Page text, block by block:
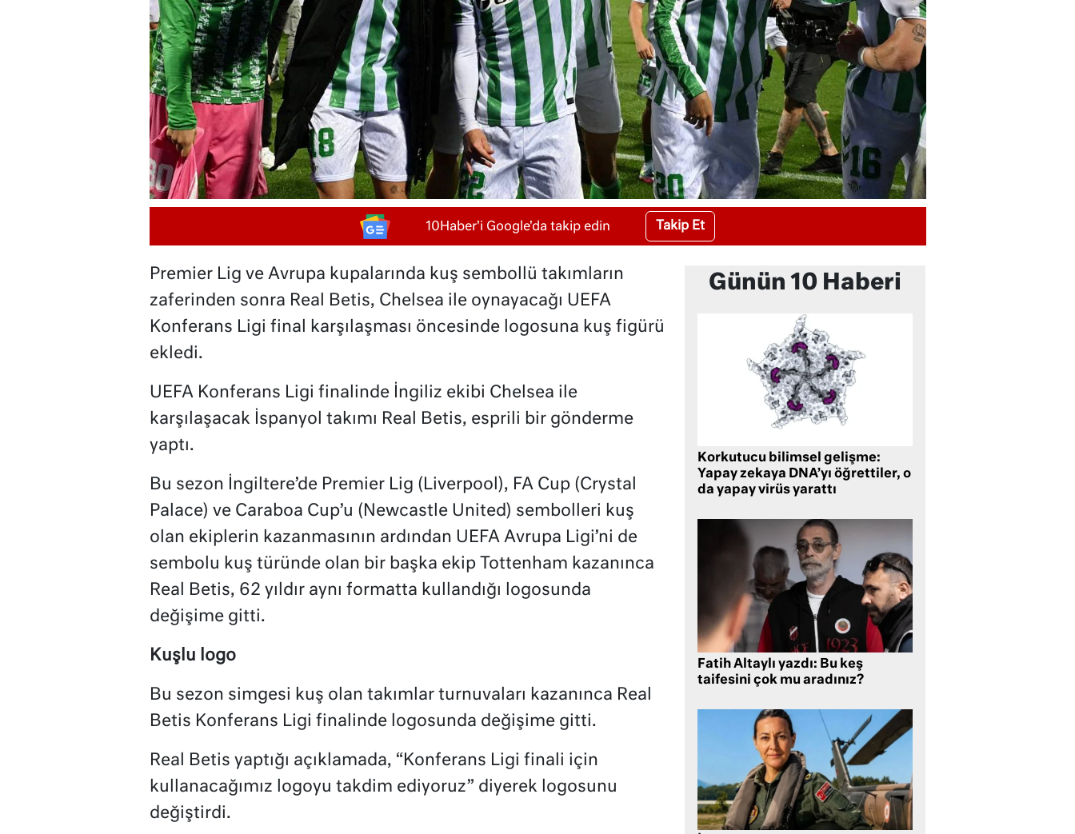
10Haber'i Google'da takip edin Takip Et
Premier Lig ve Avrupa kupalarında kuş sembollü takımların
zaferinden sonra Real Betis, Chelsea ile oynayacağı UEFA
Konferans Ligi final karşılaşması öncesinde logosuna kuş figürü
ekledi.
UEFA Konferans Ligi finalinde İngiliz ekibi Chelsea ile
karşılaşacak İspanyol takımı Real Betis, esprili bir gönderme
yaptı.
Bu sezon İngiltere’de Premier Lig (Liverpool), FA Cup (Crystal
Palace) ve Caraboa Cup’u (Newcastle United) sembolleri kuş
olan ekiplerin kazanmasının ardından UEFA Avrupa Ligi’ni de
sembolu kuş türünde olan bir başka ekip Tottenham kazanınca
Real Betis, 62 yıldır aynı formatta kullandığı logosunda
değişime gitti.
Kuşlu logo
Bu sezon simgesi kuş olan takımlar turnuvaları kazanınca Real
Betis Konferans Ligi finalinde logosunda değişime gitti.
Real Betis yaptığı açıklamada, “Konferans Ligi finali için
kullanacağımız logoyu takdim ediyoruz” diyerek logosunu
değiştirdi.
Günün 10 Haberi
Korkutucu bilimsel gelişme:
Yapay zekaya DNA’yı öğrettiler, o
da yapay virüs yarattı
Fatih Altaylı yazdı: Bu keş
taifesini çok mu aradınız?